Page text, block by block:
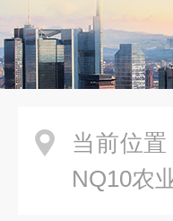
当前位置
NQ10农